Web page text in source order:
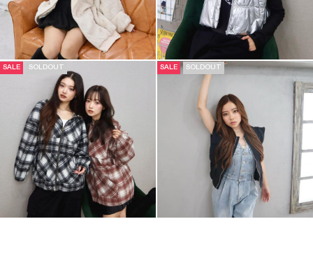
SALE SOLDOUT SALE SOLDOUT